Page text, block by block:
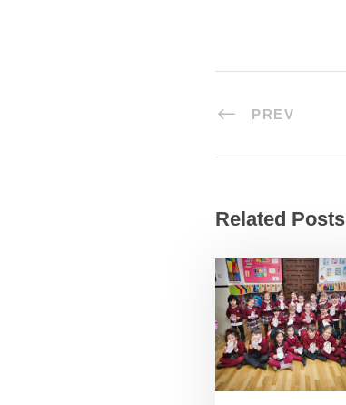
PREV
Related Posts